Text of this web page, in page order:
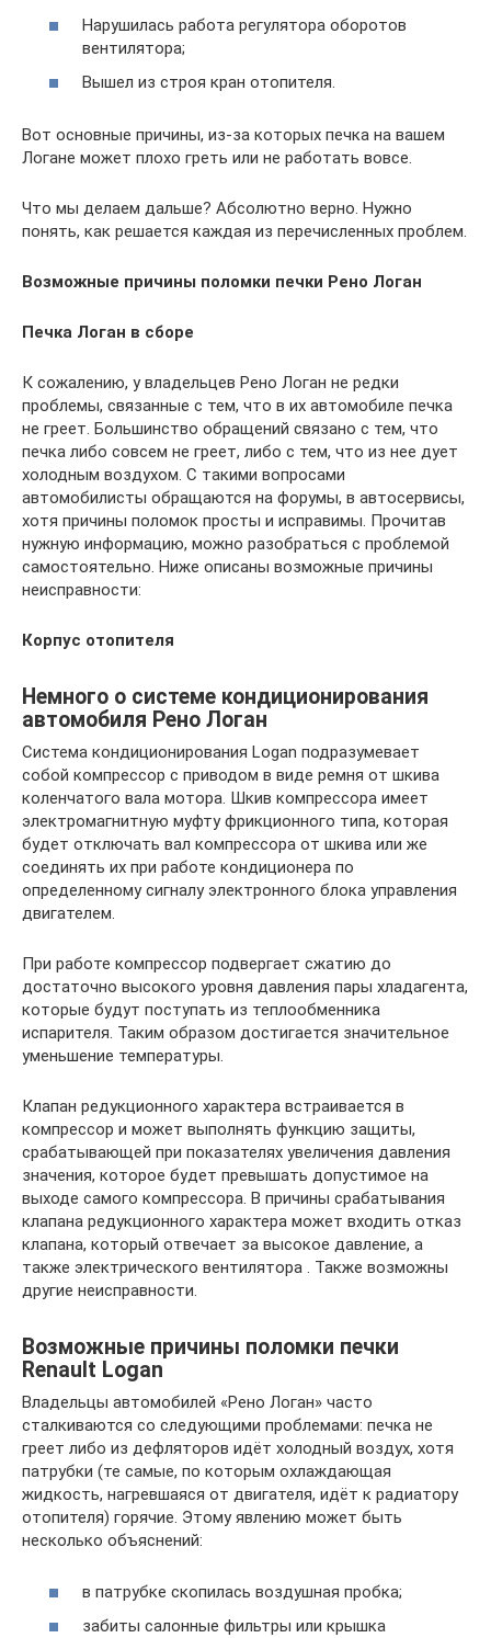
Нарушилась работа регулятора оборотов
вентилятора;
Вышел из строя кран отопителя.
Вот основные причины, из-за которых печка на вашем
Логане может плохо греть или не работать вовсе.
Что мы делаем дальше? Абсолютно верно. Нужно
понять, как решается каждая из перечисленных проблем.
Возможные причины поломки печки Рено Логан
Печка Логан в сборе
К сожалению, у владельцев Рено Логан не редки
проблемы, связанные с тем, что в их автомобиле печка
не греет. Большинство обращений связано с тем, что
печка либо совсем не греет, либо с тем, что из нее дует
холодным воздухом. С такими вопросами
автомобилисты обращаются на форумы, в автосервисы,
хотя причины поломок просты и исправимы. Прочитав
нужную информацию, можно разобраться с проблемой
самостоятельно. Ниже описаны возможные причины
неисправности:
Корпус отопителя
Немного о системе кондиционирования
автомобиля Рено Логан
Система кондиционирования Logan подразумевает
собой компрессор с приводом в виде ремня от шкива
коленчатого вала мотора. Шкив компрессора имеет
электромагнитную муфту фрикционного типа, которая
будет отключать вал компрессора от шкива или же
соединять их при работе кондиционера по
определенному сигналу электронного блока управления
двигателем.
При работе компрессор подвергает сжатию до
достаточно высокого уровня давления пары хладагента,
которые будут поступать из теплообменника
испарителя. Таким образом достигается значительное
уменьшение температуры.
Клапан редукционного характера встраивается в
компрессор и может выполнять функцию защиты,
срабатывающей при показателях увеличения давления
значения, которое будет превышать допустимое на
выходе самого компрессора. В причины срабатывания
клапана редукционного характера может входить отказ
клапана, который отвечает за высокое давление, а
также электрического вентилятора . Также возможны
другие неисправности.
Возможные причины поломки печки
Renault Logan
Владельцы автомобилей «Рено Логан» часто
сталкиваются со следующими проблемами: печка не
греет либо из дефляторов идёт холодный воздух, хотя
патрубки (те самые, по которым охлаждающая
жидкость, нагревшаяся от двигателя, идёт к радиатору
отопителя) горячие. Этому явлению может быть
несколько объяснений:
в патрубке скопилась воздушная пробка;
забиты салонные фильтры или крышка